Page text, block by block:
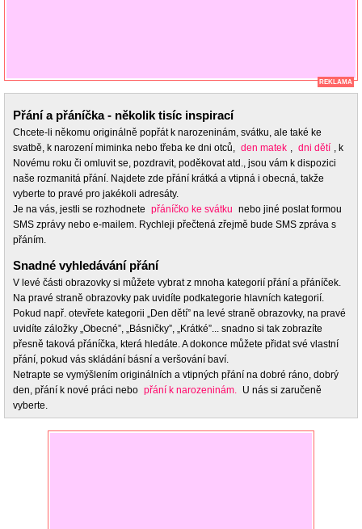
REKLAMA
Přání a přáníčka - několik tisíc inspirací
Chcete-li někomu originálně popřát k narozeninám, svátku, ale také ke
svatbě, k narození miminka nebo třeba ke dni otců, den matek , dni dětí , k
Novému roku či omluvit se, pozdravit, poděkovat atd., jsou vám k dispozici
naše rozmanitá přání. Najdete zde přání krátká a vtipná i obecná, takže
vyberte to pravé pro jakékoli adresáty.
Je na vás, jestli se rozhodnete přáníčko ke svátku nebo jiné poslat formou
SMS zprávy nebo e-mailem. Rychleji přečtená zřejmě bude SMS zpráva s
přáním.
Snadné vyhledávání přání
V levé části obrazovky si můžete vybrat z mnoha kategorií přání a přáníček.
Na pravé straně obrazovky pak uvidíte podkategorie hlavních kategorií.
Pokud např. otevřete kategorii „Den dětí” na levé straně obrazovky, na pravé
uvidíte záložky „Obecné”, „Básničky”, „Krátké”... snadno si tak zobrazíte
přesně taková přáníčka, která hledáte. A dokonce můžete přidat své vlastní
přání, pokud vás skládání básní a veršování baví.
Netrapte se vymýšlením originálních a vtipných přání na dobré ráno, dobrý
den, přání k nové práci nebo přání k narozeninám. U nás si zaručeně
vyberte.